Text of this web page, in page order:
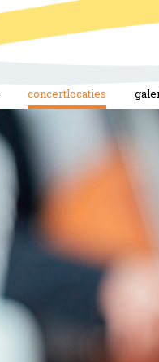
concertlocaties